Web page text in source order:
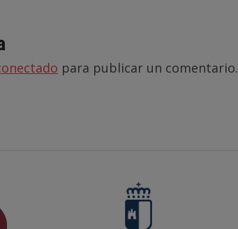
para publicar un comentario.